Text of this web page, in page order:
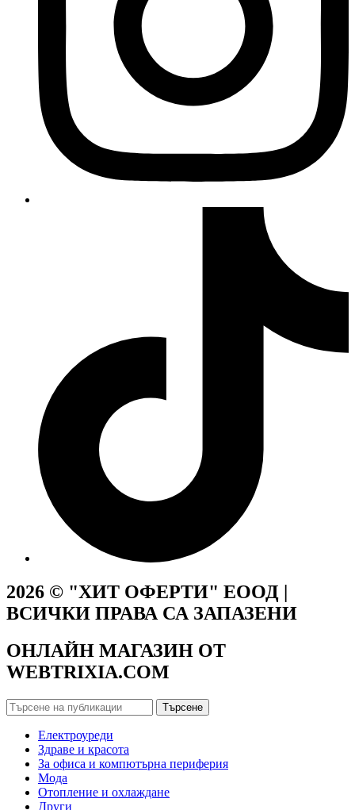
2026 © "ХИТ ОФЕРТИ" ЕООД |
ВСИЧКИ ПРАВА СА ЗАПАЗЕНИ
ОНЛАЙН МАГАЗИН ОТ
WEBTRIXIA.COM
Търсене
Електроуреди
Здраве и красота
За офиса и компютърна периферия
Мода
Отопление и охлаждане
Други